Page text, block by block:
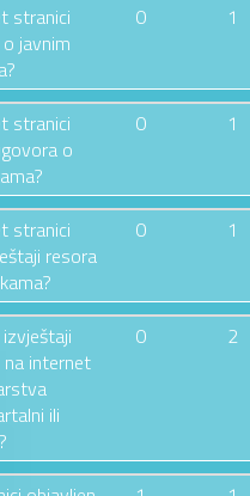
stranici
javnim
0 1
stranici
o
0 1
stranici
resora
0 1
na internet
ili
0 2